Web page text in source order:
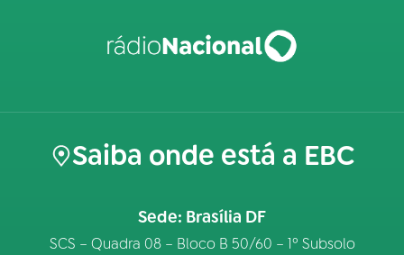
Saiba onde está a EBC
Sede: Brasília DF
SCS – Quadra 08 – Bloco B 50/60 – 1º Subsolo